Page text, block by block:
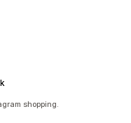
shopping.